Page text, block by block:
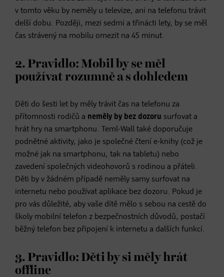
v tomto věku by neměly u televize, ani na telefonu trávit
delší dobu. Později, mezi sedmi a třinácti lety, by se měl
čas strávený na mobilu omezit na 45 minut.
2. Pravidlo: Mobil by se měl
používat rozumně a s dohledem
Děti do šesti let by měly trávit čas na telefonu za
přítomnosti rodičů a neměly by bez dozoru surfovat a
hrát hry na smartphonu. Teml-Wall také doporučuje
podnětné aktivity, jako je společné čtení e-knihy (což je
možné jak na smartphonu, tak na tabletu) nebo
zavedení společných videohovorů s rodinou a přáteli.
Děti by v žádném případě neměly samy surfovat na
internetu nebo používat aplikace bez dozoru. Pokud je
pro vás důležité, aby vaše dítě mělo s sebou na cestě do
školy mobilní telefon z bezpečnostních důvodů, postačí
běžný telefon bez připojení k internetu a dalších funkcí.
3. Pravidlo: Děti by si měly hrát
offline